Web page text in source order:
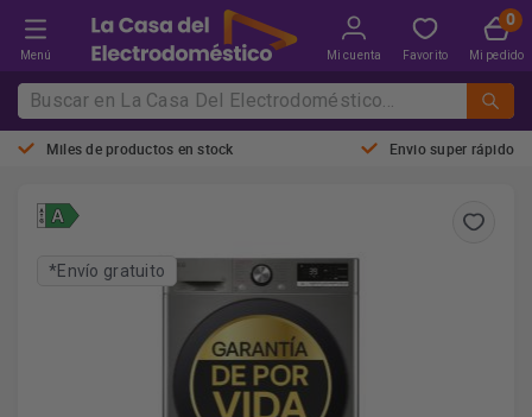
Menú Mi cuenta Favorito Mi pedido
Miles de productos en stock Envio super rápido
*Envío gratuito